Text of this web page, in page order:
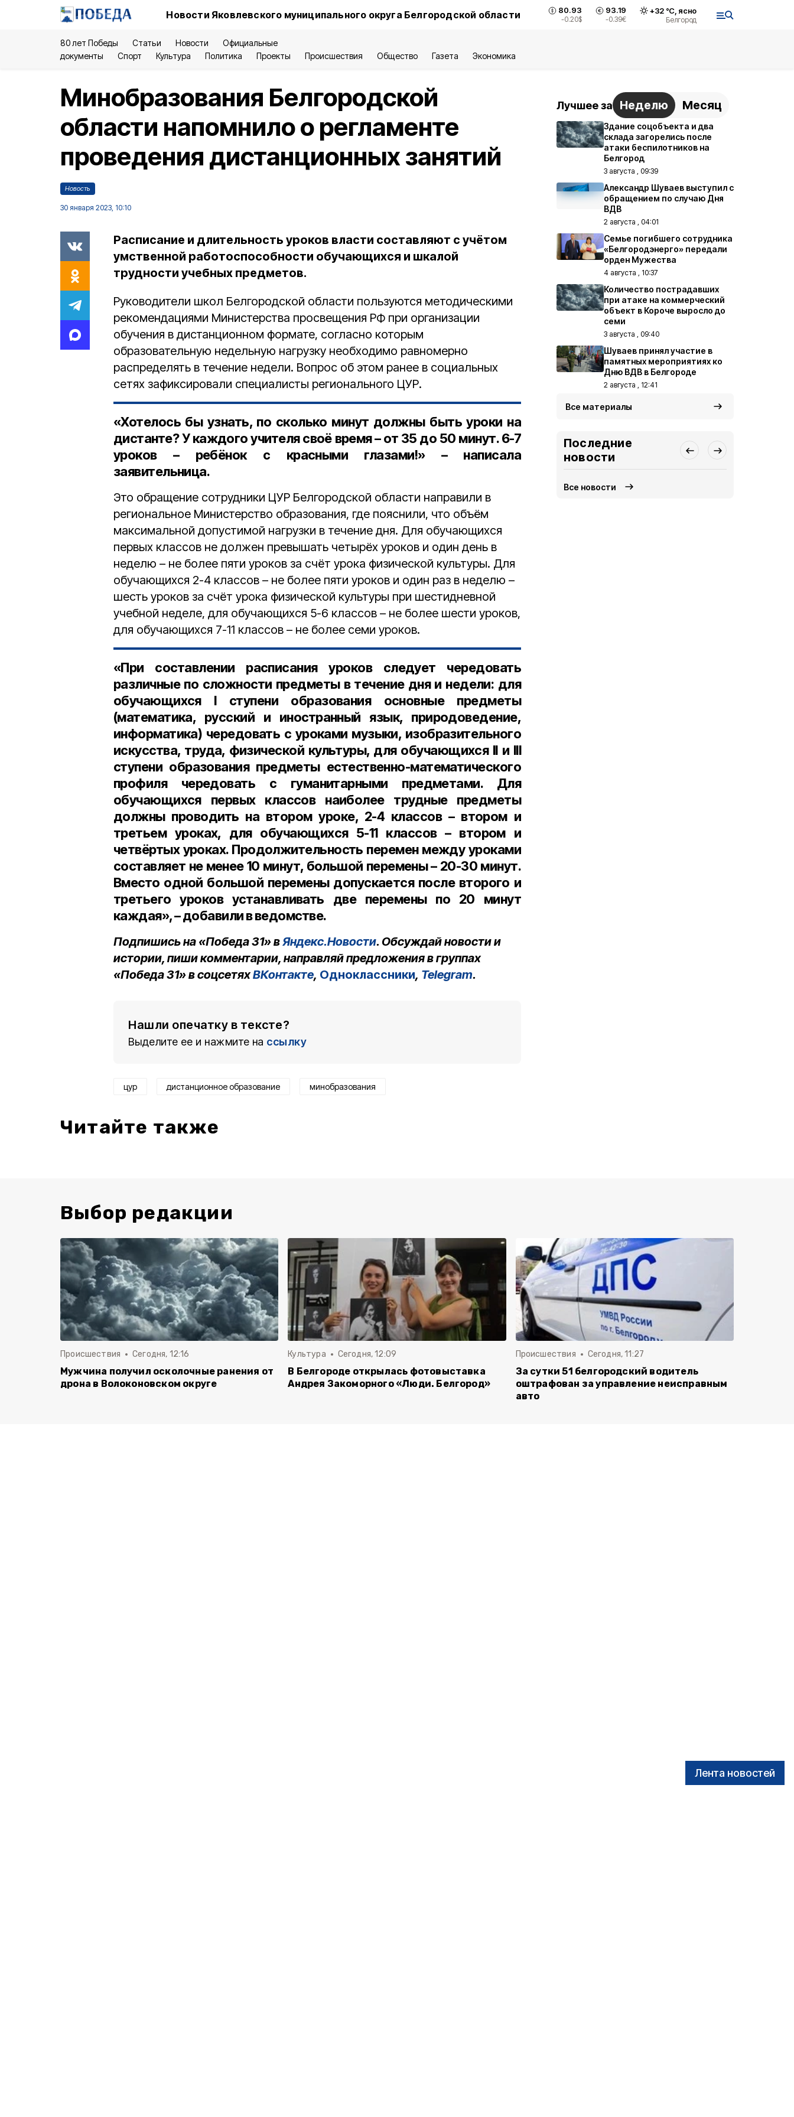
Новости Яковлевского муниципального округа Белгородской области 80.93
-0.20$
93.19
-0.39€
+32°С, ясно
Белгород
80 лет Победы Статьи Новости
Официальные
документы
Спорт Культура Политика Проекты Происшествия Общество Газета Экономика
Лента новостей
Минобразования Белгородской
области напомнило о регламенте
проведения дистанционных занятий
Новость
30 января 2023, 10:10
Расписание и длительность уроков власти составляют с учётом
умственной работоспособности обучающихся и шкалой
трудности учебных предметов.
Руководители школ Белгородской области пользуются методическими
рекомендациями Министерства просвещения РФ при организации
обучения в дистанционном формате, согласно которым
образовательную недельную нагрузку необходимо равномерно
распределять в течение недели. Вопрос об этом ранее в социальных
сетях зафиксировали специалисты регионального ЦУР.
«Хотелось бы узнать, по сколько минут должны быть уроки на
дистанте? У каждого учителя своё время – от 35 до 50 минут. 6-7
уроков – ребёнок с красными глазами!» – написала
заявительница.
Это обращение сотрудники ЦУР Белгородской области направили в
региональное Министерство образования, где пояснили, что объём
максимальной допустимой нагрузки в течение дня. Для обучающихся
первых классов не должен превышать четырёх уроков и один день в
неделю – не более пяти уроков за счёт урока физической культуры. Для
обучающихся 2-4 классов – не более пяти уроков и один раз в неделю –
шесть уроков за счёт урока физической культуры при шестидневной
учебной неделе, для обучающихся 5-6 классов – не более шести уроков,
для обучающихся 7-11 классов – не более семи уроков.
«При составлении расписания уроков следует чередовать
различные по сложности предметы в течение дня и недели: для
обучающихся I ступени образования основные предметы
(математика, русский и иностранный язык, природоведение,
информатика) чередовать с уроками музыки, изобразительного
искусства, труда, физической культуры, для обучающихся II и III
ступени образования предметы естественно-математического
профиля чередовать с гуманитарными предметами. Для
обучающихся первых классов наиболее трудные предметы
должны проводить на втором уроке, 2-4 классов – втором и
третьем уроках, для обучающихся 5-11 классов – втором и
четвёртых уроках. Продолжительность перемен между уроками
составляет не менее 10 минут, большой перемены – 20-30 минут.
Вместо одной большой перемены допускается после второго и
третьего уроков устанавливать две перемены по 20 минут
каждая», – добавили в ведомстве.
Подпишись на «Победа 31» вЯндекс.Новости. Обсуждай новости и
истории, пиши комментарии, направляй предложения в группах
«Победа 31» в соцсетяхВКонтакте, Одноклассники, Telegram.
Нашли опечатку в тексте?
Выделите ее и нажмите на ссылку
цур дистанционное образование минобразования
Читайте также
Лучшее за Неделю Месяц
Здание соцобъекта и два
склада загорелись после
атаки беспилотников на
Белгород
3 августа , 09:39
Александр Шуваев выступил с
обращением по случаю Дня
ВДВ
2 августа , 04:01
Семье погибшего сотрудника
«Белгородэнерго» передали
орден Мужества
4 августа , 10:37
Количество пострадавших
при атаке на коммерческий
объект в Короче выросло до
семи
3 августа , 09:40
Шуваев принял участие в
памятных мероприятиях ко
Дню ВДВ в Белгороде
2 августа , 12:41
Все материалы
Последние
новости
Все новости
Выбор редакции
Происшествия Сегодня, 12:16
Мужчина получил осколочные ранения от
дрона в Волоконовском округе
Культура Сегодня, 12:09
В Белгороде открылась фотовыставка
Андрея Закоморного «Люди. Белгород»
Происшествия Сегодня, 11:27
За сутки 51 белгородский водитель
оштрафован за управление неисправным
авто